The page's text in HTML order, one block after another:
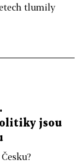
tlumily
jsou